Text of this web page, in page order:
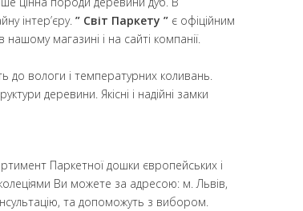
інтер’єру. ” Світ Паркету ” є офіційним
нашому магазині і на сайті компанії.
до вологи і температурних коливань.
деревини. Якісні і надійні замки
Паркетної дошки європейських і
Ви можете за адресою: м. Львів,
та допоможуть з вибором.